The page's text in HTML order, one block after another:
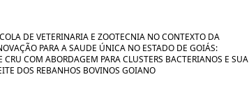
DE VETERINARIA E ZOOTECNIA NO CONTEXTO DA
PARA A SAUDE ÚNICA NO ESTADO DE GOIÁS:
COM ABORDAGEM PARA CLUSTERS BACTERIANOS E SUA
DOS REBANHOS BOVINOS GOIANO